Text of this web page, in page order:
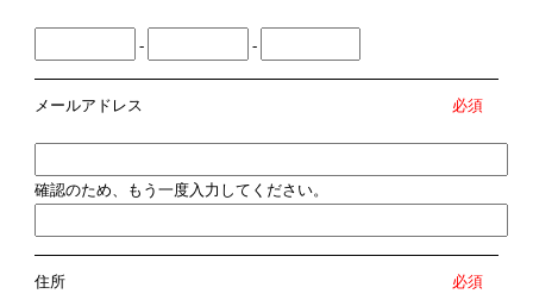
- -
メールアドレス 必須
確認のため、もう一度入力してください。
住所 必須